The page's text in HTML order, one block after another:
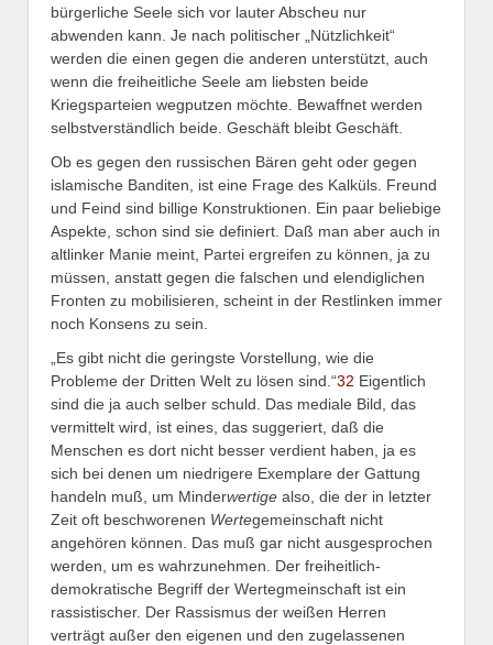
bürgerliche Seele sich vor lauter Abscheu nur
abwenden kann. Je nach politischer „Nützlichkeit“
werden die einen gegen die anderen unterstützt, auch
wenn die freiheitliche Seele am liebsten beide
Kriegsparteien wegputzen möchte. Bewaffnet werden
selbstverständlich beide. Geschäft bleibt Geschäft.
Ob es gegen den russischen Bären geht oder gegen
islamische Banditen, ist eine Frage des Kalküls. Freund
und Feind sind billige Konstruktionen. Ein paar beliebige
Aspekte, schon sind sie definiert. Daß man aber auch in
altlinker Manie meint, Partei ergreifen zu können, ja zu
müssen, anstatt gegen die falschen und elendiglichen
Fronten zu mobilisieren, scheint in der Restlinken immer
noch Konsens zu sein.
„Es gibt nicht die geringste Vorstellung, wie die
Probleme der Dritten Welt zu lösen sind.“32 Eigentlich
sind die ja auch selber schuld. Das mediale Bild, das
vermittelt wird, ist eines, das suggeriert, daß die
Menschen es dort nicht besser verdient haben, ja es
sich bei denen um niedrigere Exemplare der Gattung
handeln muß, um Minderwertige also, die der in letzter
Zeit oft beschworenen Wertegemeinschaft nicht
angehören können. Das muß gar nicht ausgesprochen
werden, um es wahrzunehmen. Der freiheitlich-
demokratische Begriff der Wertegmeinschaft ist ein
rassistischer. Der Rassismus der weißen Herren
verträgt außer den eigenen und den zugelassenen